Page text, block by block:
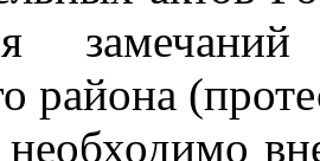
района